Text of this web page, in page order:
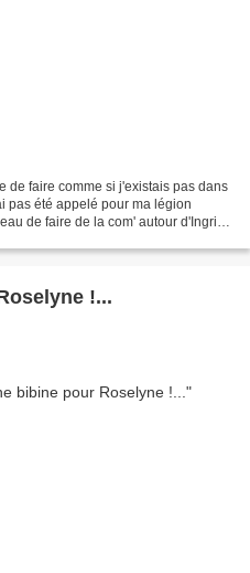
de faire comme si j'existais pas dans
pas été appelé pour ma légion
de faire de la com' autour d'Ingrid
!...